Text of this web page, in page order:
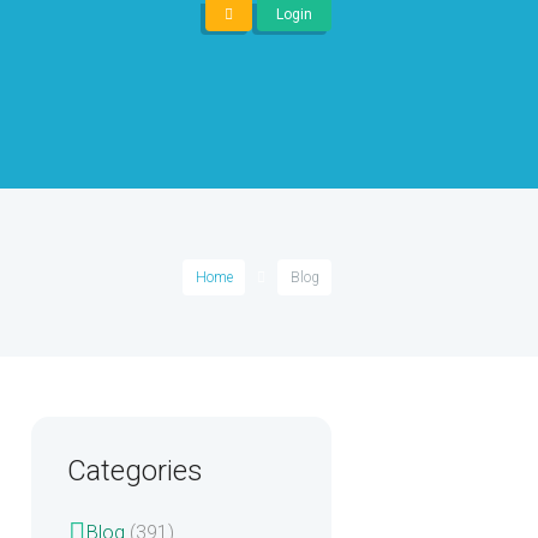
Login
Home Blog
Categories
Blog (391)